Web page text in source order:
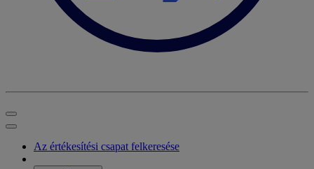
Az értékesítési csapat felkeresése